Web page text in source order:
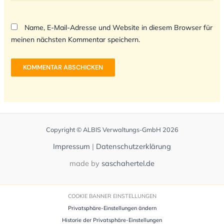
Name, E-Mail-Adresse und Website in diesem Browser für
meinen nächsten Kommentar speichern.
Copyright © ALBIS Verwaltungs-GmbH 2026
Impressum | Datenschutzerklärung
made by saschahertel.de
COOKIE BANNER EINSTELLUNGEN
Privatsphäre-Einstellungen ändern
Historie der Privatsphäre-Einstellungen